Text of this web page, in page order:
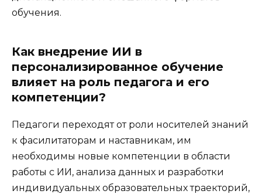
обучения.
Как внедрение ИИ в
персонализированное обучение
влияет на роль педагога и его
компетенции?
Педагоги переходят от роли носителей знаний
к фасилитаторам и наставникам, им
необходимы новые компетенции в области
работы с ИИ, анализа данных и разработки
индивидуальных образовательных траекторий,